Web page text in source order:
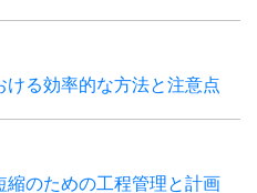
る効率的な方法と注意点
のための工程管理と計画